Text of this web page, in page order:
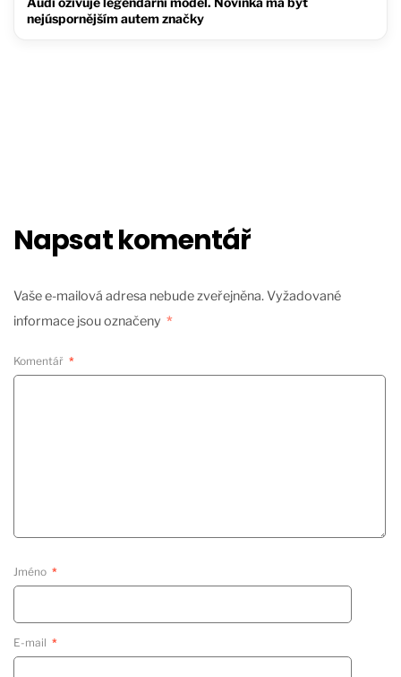
nejúspornějším autem značky
Napsat komentář
Vaše e-mailová adresa nebude zveřejněna.Vyžadované
informace jsou označeny *
Komentář *
Jméno *
E-mail *